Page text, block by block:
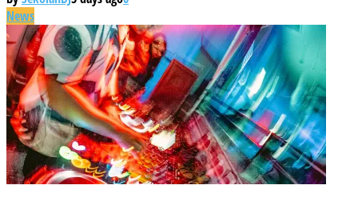
News